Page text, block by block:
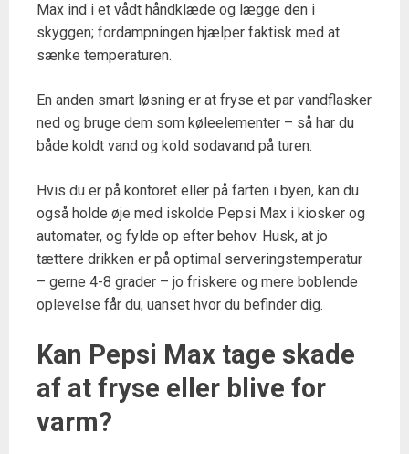
Max ind i et vådt håndklæde og lægge den i
skyggen; fordampningen hjælper faktisk med at
sænke temperaturen.
En anden smart løsning er at fryse et par vandflasker
ned og bruge dem som køleelementer – så har du
både koldt vand og kold sodavand på turen.
Hvis du er på kontoret eller på farten i byen, kan du
også holde øje med iskolde Pepsi Max i kiosker og
automater, og fylde op efter behov. Husk, at jo
tættere drikken er på optimal serveringstemperatur
– gerne 4-8 grader – jo friskere og mere boblende
oplevelse får du, uanset hvor du befinder dig.
Kan Pepsi Max tage skade
af at fryse eller blive for
varm?